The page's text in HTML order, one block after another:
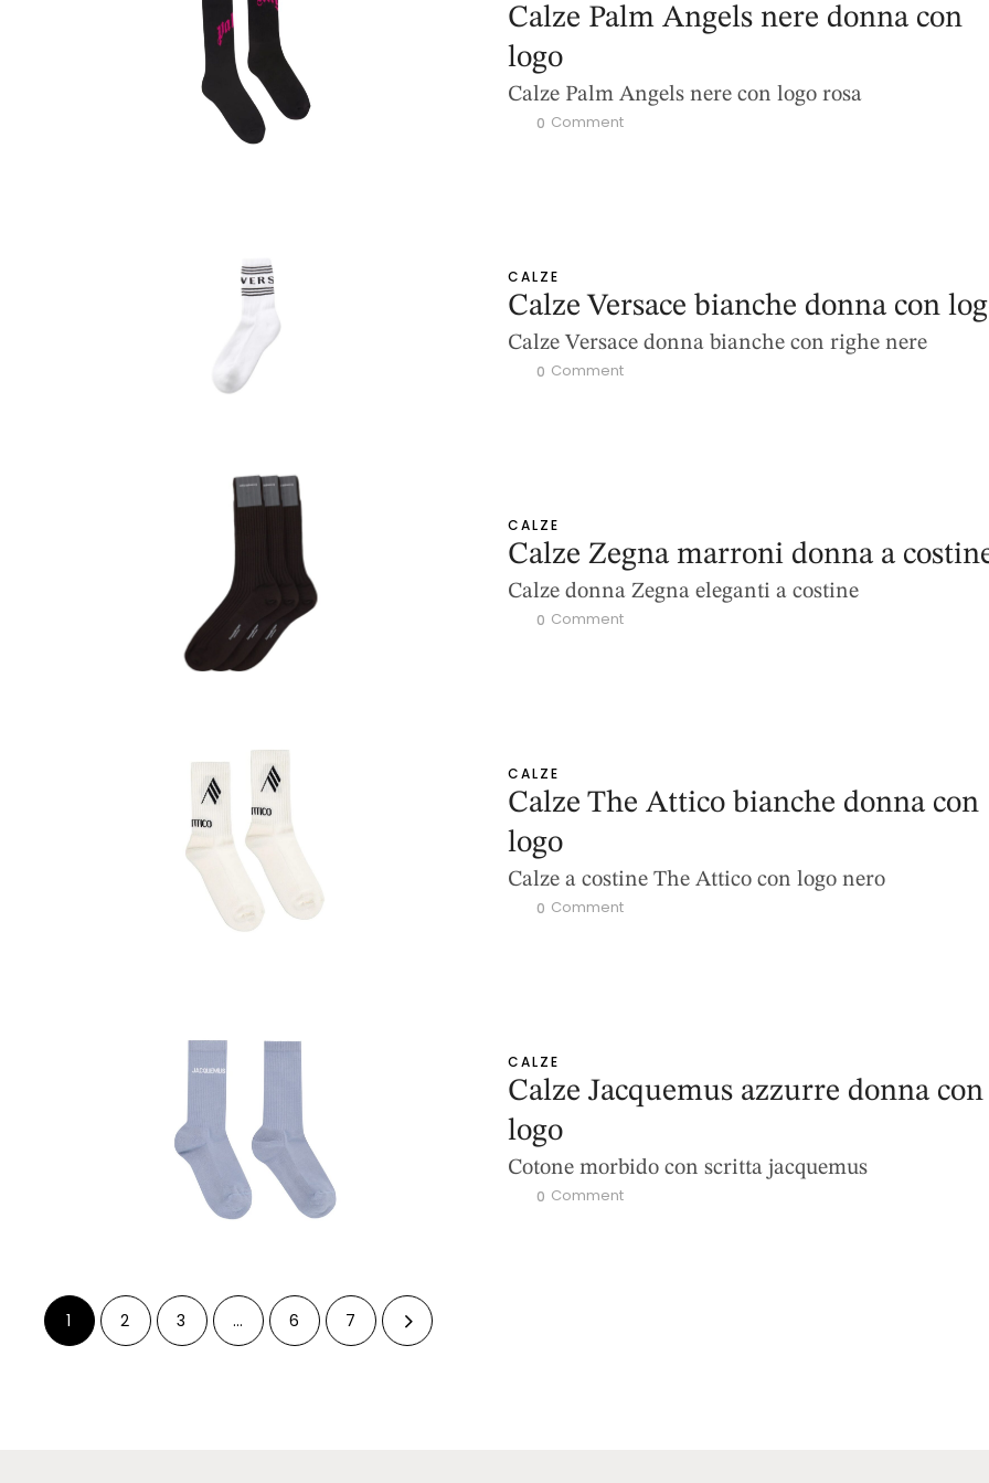
Calze Palm Angels nere donna con
logo
Calze Palm Angels nere con logo rosa
0 Comment
CALZE
Calze Versace bianche donna con
Calze Versace donna bianche con righe nere
0 Comment
CALZE
Calze Zegna marroni donna a
Calze donna Zegna eleganti a costine
0 Comment
CALZE
Calze The Attico bianche donna con
logo
Calze a costine The Attico con logo nero
0 Comment
CALZE
Calze Jacquemus azzurre donna con
logo
Cotone morbido con scritta jacquemus
0 Comment
1 2 3 … 6 7